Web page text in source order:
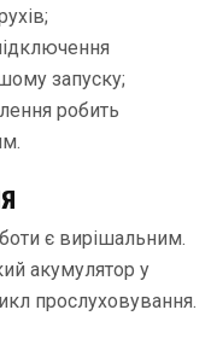
запуску;
робить
є вирішальним.
акумулятор у
прослуховування.